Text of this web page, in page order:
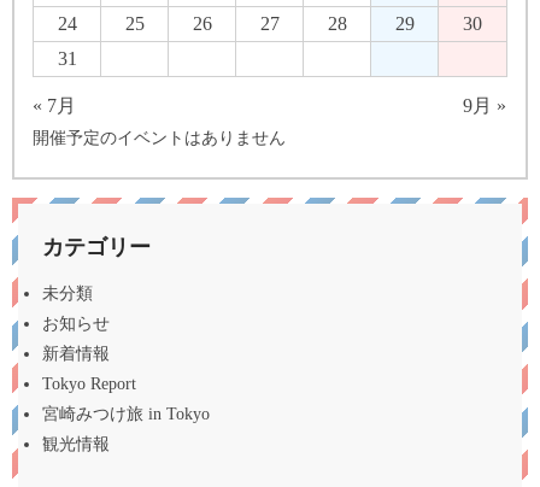
24
25 26 27 28 29
30
31
« 7月 9月 »
開催予定のイベントはありません
カテゴリー
未分類
お知らせ
新着情報
Tokyo Report
宮崎みつけ旅 in Tokyo
観光情報